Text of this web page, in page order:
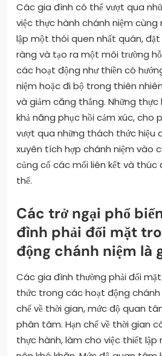
Các gia đình có thể vượt qua
việc thực hành chánh niệm
lập một thói quen nhất quán,
ràng và tạo ra một môi trường
các hoạt động như thiền có
niệm hoặc đi bộ trong thiên
và giảm căng thẳng. Những
khả năng phục hồi cảm xúc, cho
vượt qua những thách thức hiệu
xuyên tích hợp chánh niệm vào
củng cố các mối liên kết và thúc
thể.
Các trở ngại phổ
đình phải đối mặt
động chánh niệm là
Các gia đình thường phải đối
thức trong các hoạt động chánh
chế về thời gian, mức độ quan
phân tâm. Hạn chế về thời gian
thực hành, làm cho việc thiết